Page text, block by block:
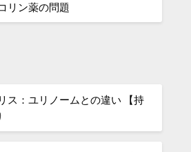
リン薬の問題
ス：ユリノームとの違い 【持